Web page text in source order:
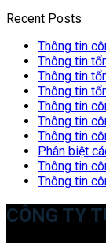
Recent Posts
Thông tin
Thông tin
Thông tin
Thông tin
Thông tin
Thông tin
Thông tin
Phân biệt
Thông tin
Thông tin
CÔNG TY